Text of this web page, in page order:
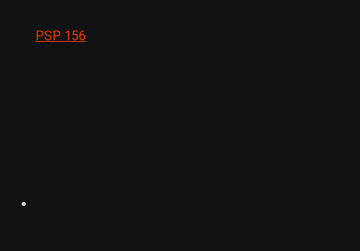
PSP 156